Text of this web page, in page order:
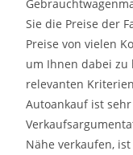
Sie die Preise der
Preise von vielen
um Ihnen dabei zu
relevanten
Autoankauf ist
Nähe verkaufen,